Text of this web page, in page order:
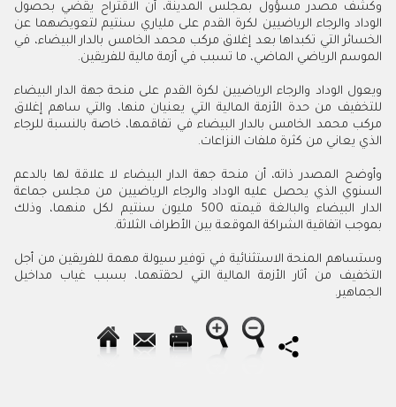
وكشف مصدر مسؤول بمجلس المدينة، أن الاقتراح يقضي بحصول
الوداد والرجاء الرياضيين لكرة القدم على ملياري سنتيم لتعويضهما عن
الخسائر التي تكبداها بعد إغلاق مركب محمد الخامس بالدار البيضاء، في
الموسم الرياضي الماضي، ما تسبب في أزمة مالية للفريقين.
ويعول الوداد والرجاء الرياضيين لكرة القدم على منحة جهة الدار البيضاء
للتخفيف من حدة الأزمة المالية التي يعنيان منها، والتي ساهم إغلاق
مركب محمد الخامس بالدار البيضاء في تفاقمها، خاصة بالنسبة للرجاء
الذي يعاني من كثرة ملفات النزاعات.
وأوضح المصدر ذاته، أن منحة جهة الدار البيضاء لا علاقة لها بالدعم
السنوي الذي يحصل عليه الوداد والرجاء الرياضيين من مجلس جماعة
الدار البيضاء والبالغة قيمته 500 مليون سنتيم لكل منهما، وذلك
بموجب اتفاقية الشراكة الموقعة بين الأطراف الثلاثة.
وستساهم المنحة الاستثنائية في توفير سيولة مهمة للفريقين من أجل
التخفيف من أثار الأزمة المالية التي لحقتهما، بسبب غياب مداخيل
الجماهير.